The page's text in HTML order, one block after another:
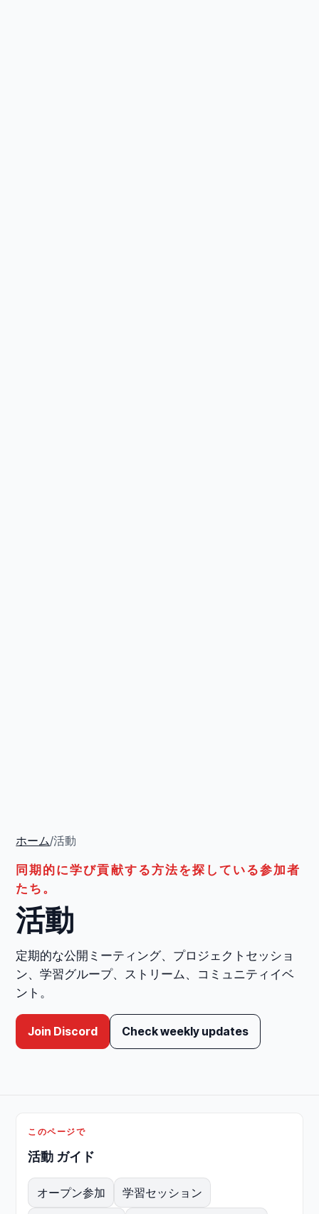
ホーム/活動
同期的に学び貢献する方法を探している参加者
たち。
活動
定期的な公開ミーティング、プロジェクトセッショ
ン、学習グループ、ストリーム、コミュニティイベ
ント。
Join Discord Check weekly updates
このページで
活動 ガイド
オープン参加 学習セッション